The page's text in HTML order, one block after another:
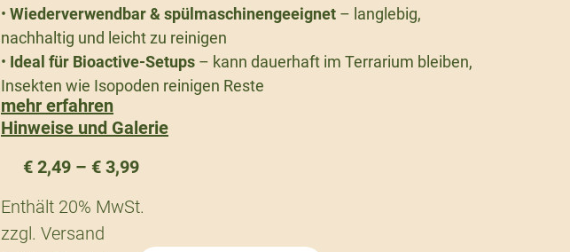
• Wiederverwendbar & spülmaschinengeeignet – langlebig,
nachhaltig und leicht zu reinigen
• Ideal für Bioactive-Setups – kann dauerhaft im Terrarium bleiben,
Insekten wie Isopoden reinigen Reste
mehr erfahren
Hinweise und Galerie
€ 2,49 – € 3,99
Enthält 20% MwSt.
zzgl. Versand